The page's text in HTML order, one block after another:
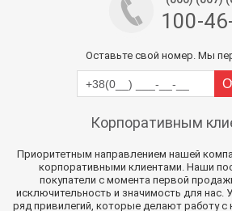
100-
Оставьте свой номер. Мы
Корпоративным
Приоритетным направлением нашей
корпоративными клиентами. Наши
покупатели с момента первой
исключительность и значимость для нас.
ряд привилегий, которые делают работу с